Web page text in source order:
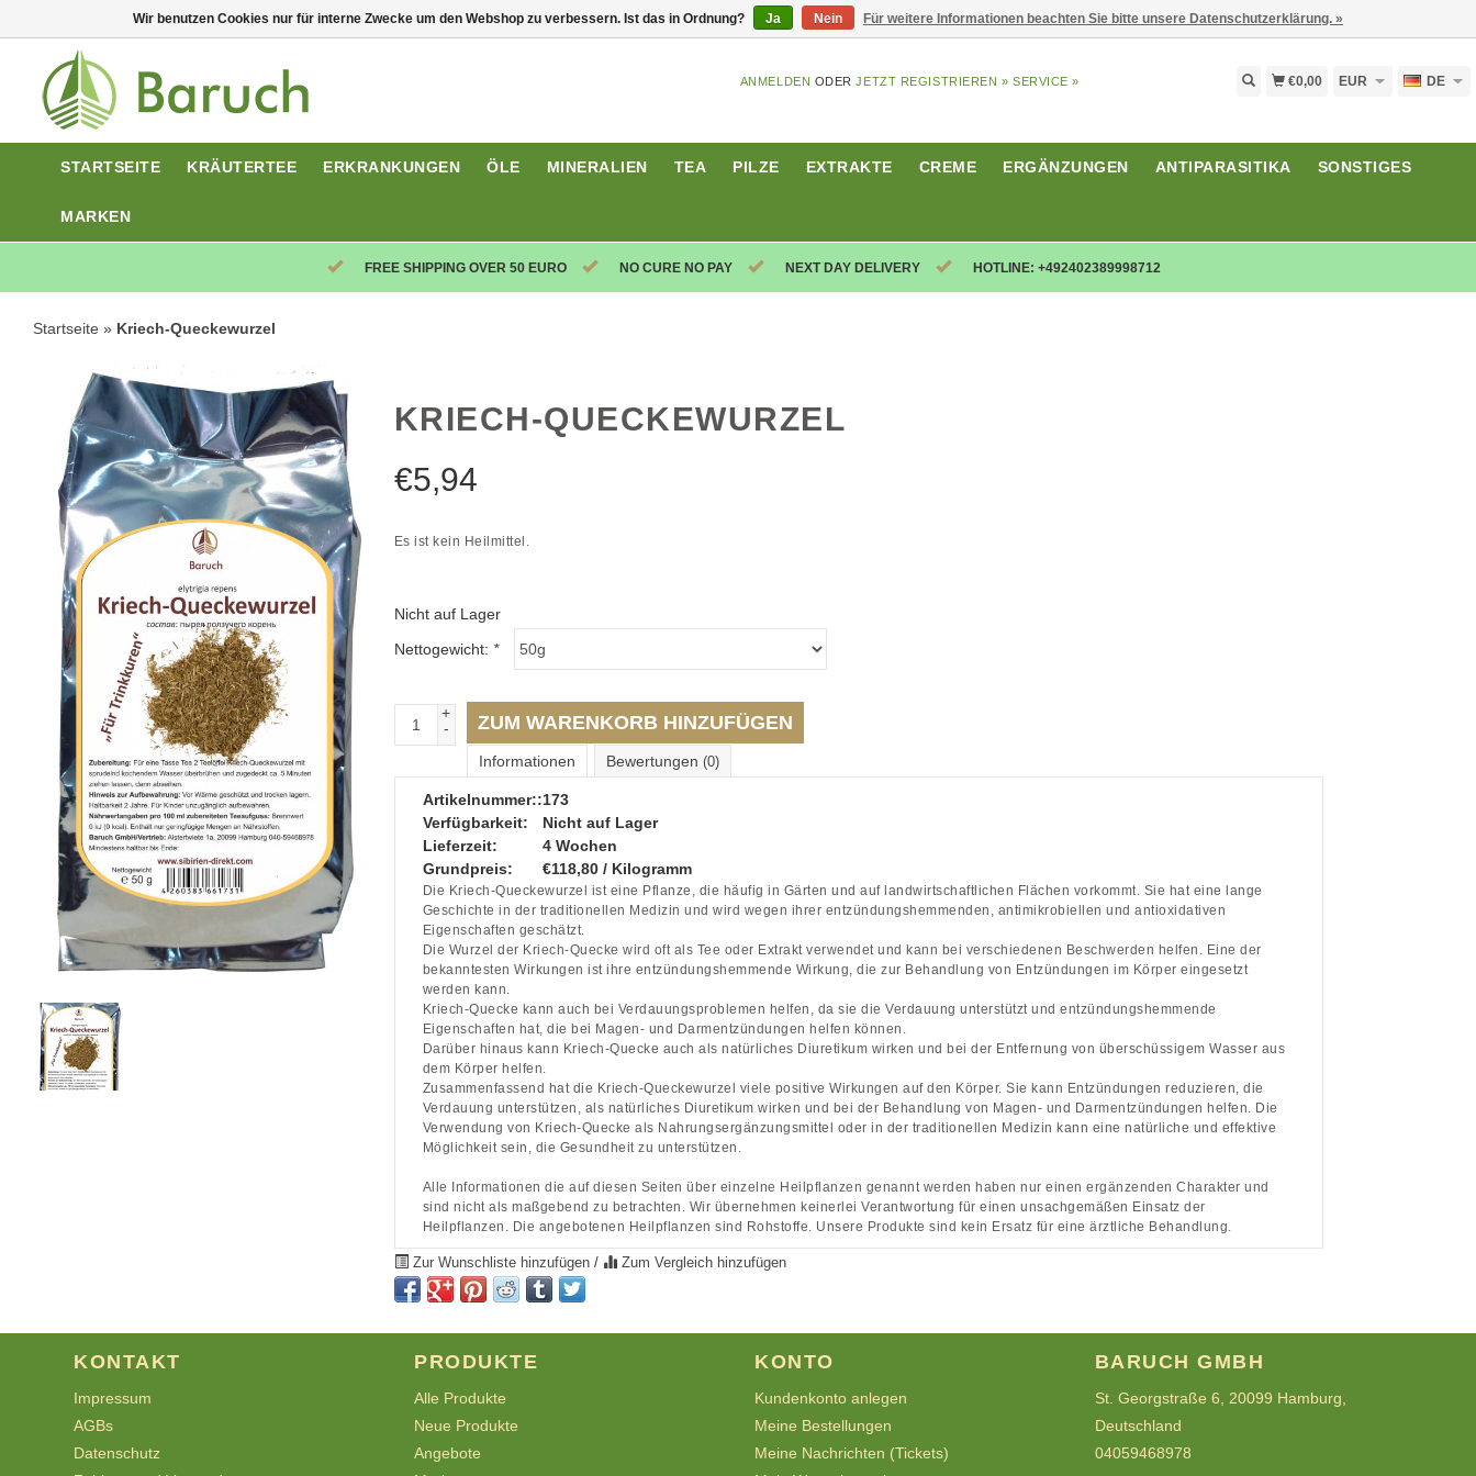
ANMELDEN ODERJETZT REGISTRIEREN » SERVICE » €0,00 EUR DE
STARTSEITE KRÄUTERTEE ERKRANKUNGEN ÖLE MINERALIEN TEA PILZE EXTRAKTE CREME ERGÄNZUNGEN ANTIPARASITIKA SONSTIGES
MARKEN
FREE SHIPPING OVER 50 EURO NO CURE NO PAY NEXT DAY DELIVERY HOTLINE: +492402389998712
Startseite » Kriech-Queckewurzel
KRIECH-QUECKEWURZEL
€5,94
Es ist kein Heilmittel.
Nicht auf Lager
Nettogewicht: *
+
-
ZUM WARENKORB HINZUFÜGEN
Informationen Bewertungen (0)
Artikelnummer::173
Verfügbarkeit:
Nicht auf Lager
Lieferzeit:
4 Wochen
Grundpreis:
€118,80 / Kilogramm
Die Kriech-Queckewurzel ist eine Pflanze, die häufig in Gärten und auf landwirtschaftlichen Flächen vorkommt. Sie hat eine lange
Geschichte in der traditionellen Medizin und wird wegen ihrer entzündungshemmenden, antimikrobiellen und antioxidativen
Eigenschaften geschätzt.
Die Wurzel der Kriech-Quecke wird oft als Tee oder Extrakt verwendet und kann bei verschiedenen Beschwerden helfen. Eine der
bekanntesten Wirkungen ist ihre entzündungshemmende Wirkung, die zur Behandlung von Entzündungen im Körper eingesetzt
werden kann.
Kriech-Quecke kann auch bei Verdauungsproblemen helfen, da sie die Verdauung unterstützt und entzündungshemmende
Eigenschaften hat, die bei Magen- und Darmentzündungen helfen können.
Darüber hinaus kann Kriech-Quecke auch als natürliches Diuretikum wirken und bei der Entfernung von überschüssigem Wasser aus
dem Körper helfen.
Zusammenfassend hat die Kriech-Queckewurzel viele positive Wirkungen auf den Körper. Sie kann Entzündungen reduzieren, die
Verdauung unterstützen, als natürliches Diuretikum wirken und bei der Behandlung von Magen- und Darmentzündungen helfen. Die
Verwendung von Kriech-Quecke als Nahrungsergänzungsmittel oder in der traditionellen Medizin kann eine natürliche und effektive
Möglichkeit sein, die Gesundheit zu unterstützen.
Alle Informationen die auf diesen Seiten über einzelne Heilpflanzen genannt werden haben nur einen ergänzenden Charakter und
sind nicht als maßgebend zu betrachten. Wir übernehmen keinerlei Verantwortung für einen unsachgemäßen Einsatz der
Heilpflanzen. Die angebotenen Heilpflanzen sind Rohstoffe. Unsere Produkte sind kein Ersatz für eine ärztliche Behandlung.
Zur Wunschliste hinzufügen / Zum Vergleich hinzufügen
KONTAKT
Impressum
AGBs
Datenschutz
PRODUKTE
Alle Produkte
Neue Produkte
Angebote
KONTO
Kundenkonto anlegen
Meine Bestellungen
Meine Nachrichten (Tickets)
BARUCH GMBH
St. Georgstraße 6, 20099 Hamburg,
Deutschland
04059468978
Wir benutzen Cookies nur für interne Zwecke um den Webshop zu verbessern. Ist das in Ordnung? Ja Nein Für weitere Informationen beachten Sie bitte unsere Datenschutzerklärung. »